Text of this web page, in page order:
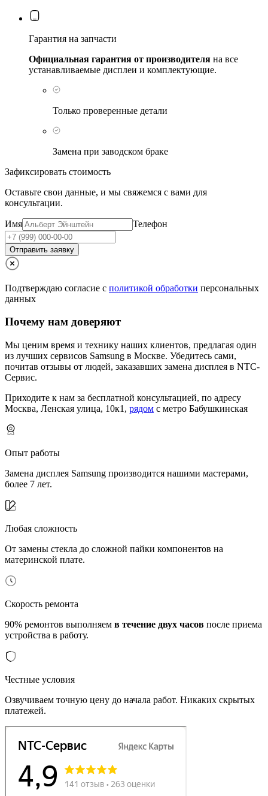
Гарантия на запчасти
Официальная гарантия от производителя на все
устанавливаемые дисплеи и комплектующие.
Только проверенные детали
Замена при заводском браке
Зафиксировать стоимость
Оставьте свои данные, и мы свяжемся с вами для
консультации.
Имя Телефон
Отправить заявку
Подтверждаю согласие с политикой обработки персональных
данных
Почему нам доверяют
Мы ценим время и технику наших клиентов, предлагая один
из лучших сервисов Samsung в Москве. Убедитесь сами,
почитав отзывы от людей, заказавших замена дисплея в NTC-
Сервис.
Приходите к нам за бесплатной консультацией, по адресу
Москва, Ленская улица, 10к1, рядом с метро Бабушкинская
Опыт работы
Замена дисплея Samsung производится нашими мастерами,
более 7 лет.
Любая сложность
От замены стекла до сложной пайки компонентов на
материнской плате.
Скорость ремонта
90% ремонтов выполняем в течение двух часов после приема
устройства в работу.
Честные условия
Озвучиваем точную цену до начала работ. Никаких скрытых
платежей.